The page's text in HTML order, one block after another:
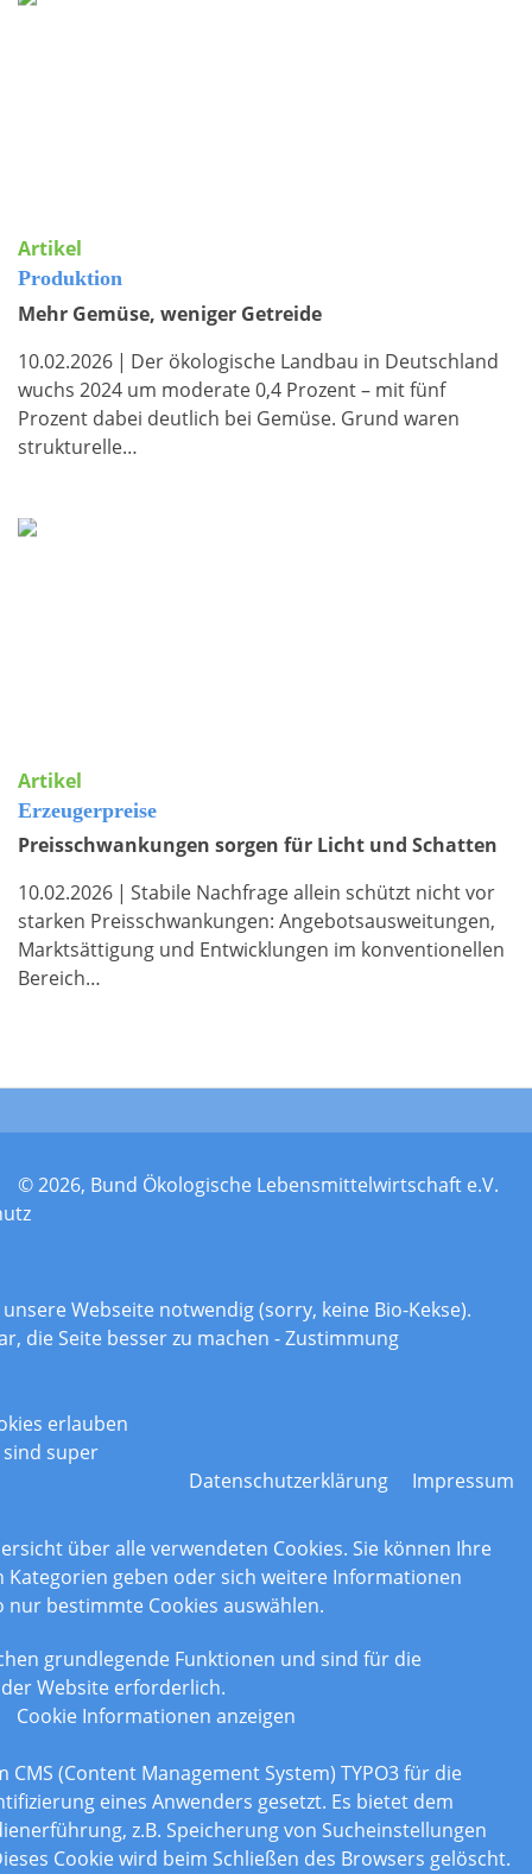
Artikel
Produktion
Mehr Gemüse, weniger Getreide
10.02.2026 | Der ökologische Landbau in Deutschland
wuchs 2024 um moderate 0,4 Prozent – mit fünf
Prozent dabei deutlich bei Gemüse. Grund waren
strukturelle…
Artikel
Erzeugerpreise
Preisschwankungen sorgen für Licht und Schatten
10.02.2026 | Stabile Nachfrage allein schützt nicht vor
starken Preisschwankungen: Angebotsausweitungen,
Marktsättigung und Entwicklungen im konventionellen
Bereich…
© 2026, Bund Ökologische Lebensmittelwirtschaft e.V.
Webseite notwendig (sorry, keine Bio-Kekse).
die Seite besser zu machen - Zustimmung
erlauben
super
Datenschutzerklärung
Impressum
über alle verwendeten Cookies. Sie können Ihre
Kategorien geben oder sich weitere Informationen
nur bestimmte Cookies auswählen.
grundlegende Funktionen und sind für die
Website erforderlich.
Cookie Informationen anzeigen
CMS (Content Management System) TYPO3 für die
eines Anwenders gesetzt. Es bietet dem
z.B. Speicherung von Sucheinstellungen
Cookie wird beim Schließen des Browsers gelöscht.